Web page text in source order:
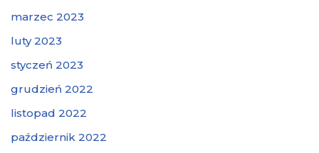
marzec 2023
luty 2023
styczeń 2023
grudzień 2022
listopad 2022
październik 2022